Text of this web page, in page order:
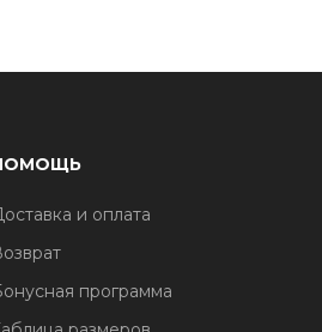
и оплата
программа